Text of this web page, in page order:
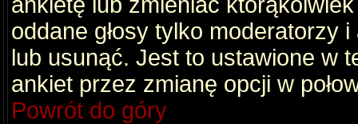
oddane głosy tylko moderatorzy
lub usunąć. Jest to ustawione w
ankiet przez zmianę opcji w
Powrót do góry